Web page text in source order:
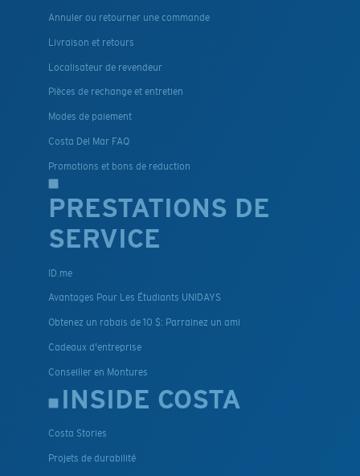
Annuler ou retourner une commande
Livraison et retours
Localisateur de revendeur
Pièces de rechange et entretien
Modes de paiement
Costa Del Mar FAQ
Promotions et bons de reduction
PRESTATIONS DE
SERVICE
ID.me
Avantages Pour Les Étudiants UNIDAYS
Obtenez un rabais de 10 $: Parrainez un ami
Cadeaux d'entreprise
Conseiller en Montures
INSIDE COSTA
Costa Stories
Projets de durabilité